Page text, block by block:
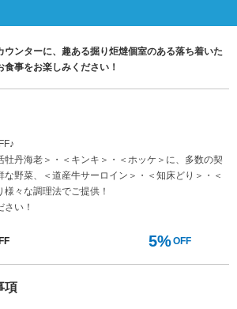
ウンターに、趣ある掘り炬燵個室のある落ち着いた
事をお楽しみください！
牡丹海老＞・＜キンキ＞・＜ホッケ＞に、多数の契
野菜、＜道産牛サーロイン＞・＜知床どり＞・＜
々な調理法でご提供！
い！
5%OFF
項